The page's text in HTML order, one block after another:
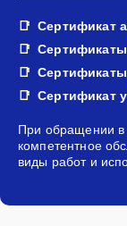
Сертификат
Сертификат
При обращении в
компетентное
виды работ и